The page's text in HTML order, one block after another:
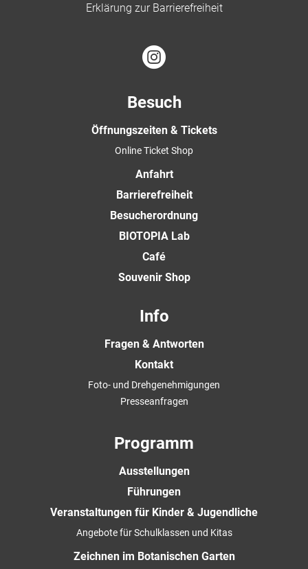
Erklärung zur Barrierefreiheit
Besuch
Öffnungszeiten & Tickets
Online Ticket Shop
Anfahrt
Barrierefreiheit
Besucherordnung
BIOTOPIA Lab
Café
Souvenir Shop
Info
Fragen & Antworten
Kontakt
Foto- und Drehgenehmigungen
Presseanfragen
Programm
Ausstellungen
Führungen
Veranstaltungen für Kinder & Jugendliche
Angebote für Schulklassen und Kitas
Zeichnen im Botanischen Garten